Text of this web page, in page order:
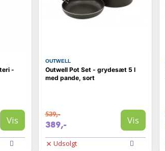
-
Vis
OUTWELL
Outwell Pot Set - grydesæt 5 l
med pande, sort
539,-
389,- Vis
Udsolgt